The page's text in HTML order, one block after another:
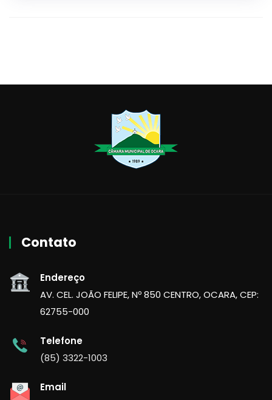
Contato
Endereço
AV. CEL. JOÃO FELIPE, Nº 850 CENTRO, OCARA, CEP:
62755-000
Telefone
(85) 3322-1003
Email